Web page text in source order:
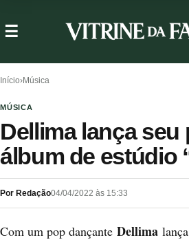
Início›Música
MÚSICA
Dellima lança seu
álbum de estúdio
Por Redação04/04/2022 às 15:33
Com um pop dançante Dellima